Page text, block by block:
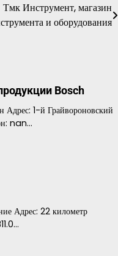
Тмк Инструмент, магазин
и оборудования
Bosch
Адрес: 1-й Грайвороновский
nan…
Адрес: 22 километр